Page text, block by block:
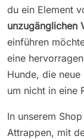
du ein Element
unzugänglichen
einführen
eine
Hunde, die
um nicht in eine
In unserem
Attrappen, mit